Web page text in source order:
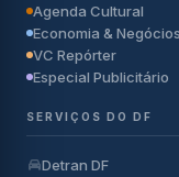
Agenda Cultural
Economia & Negócios
VC Repórter
Especial Publicitário
SERVIÇOS DO DF
Detran DF